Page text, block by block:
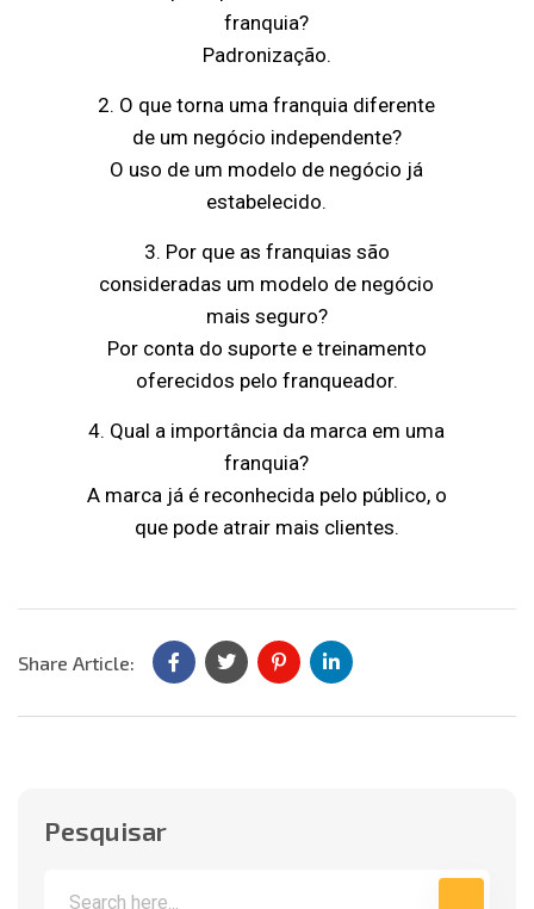
franquia?
Padronização.
2. O que torna uma franquia diferente
de um negócio independente?
O uso de um modelo de negócio já
estabelecido.
3. Por que as franquias são
consideradas um modelo de negócio
mais seguro?
Por conta do suporte e treinamento
oferecidos pelo franqueador.
4. Qual a importância da marca em uma
franquia?
A marca já é reconhecida pelo público, o
que pode atrair mais clientes.
Share Article:
Pesquisar